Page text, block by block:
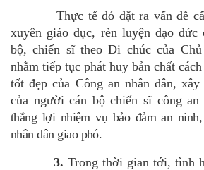
Thực tế đó đặt ra vấn đề cấp
xuyên giáo dục, rèn luyện đạo đức
bộ, chiến sĩ theo Di chúc của
nhằm tiếp tục phát huy bản chất
tốt đẹp của Công an nhân dân,
của người cán bộ chiến sĩcông an
thắng lợi nhiệm vụ bảo đảm an
nhân dân giao phó.
3. Trong thời gian tới, tình